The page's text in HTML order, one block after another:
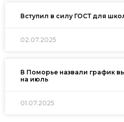
Вступил в силу ГОСТ для
02.07.2025
В Поморье назвали график
на июль
01.07.2025